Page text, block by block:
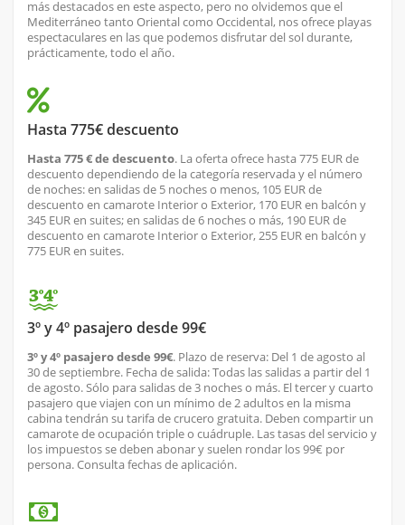
más destacados en este aspecto, pero no olvidemos que el
Mediterráneo tanto Oriental como Occidental, nos ofrece playas
espectaculares en las que podemos disfrutar del sol durante,
prácticamente, todo el año.
Hasta 775€ descuento
Hasta 775 € de descuento. La oferta ofrece hasta 775 EUR de
descuento dependiendo de la categoría reservada y el número
de noches: en salidas de 5 noches o menos, 105 EUR de
descuento en camarote Interior o Exterior, 170 EUR en balcón y
345 EUR en suites; en salidas de 6 noches o más, 190 EUR de
descuento en camarote Interior o Exterior, 255 EUR en balcón y
775 EUR en suites.
3º y 4º pasajero desde 99€
3º y 4º pasajero desde 99€. Plazo de reserva: Del 1 de agosto al
30 de septiembre. Fecha de salida: Todas las salidas a partir del 1
de agosto. Sólo para salidas de 3 noches o más. El tercer y cuarto
pasajero que viajen con un mínimo de 2 adultos en la misma
cabina tendrán su tarifa de crucero gratuita. Deben compartir un
camarote de ocupación triple o cuádruple. Las tasas del servicio y
los impuestos se deben abonar y suelen rondar los 99€ por
persona. Consulta fechas de aplicación.